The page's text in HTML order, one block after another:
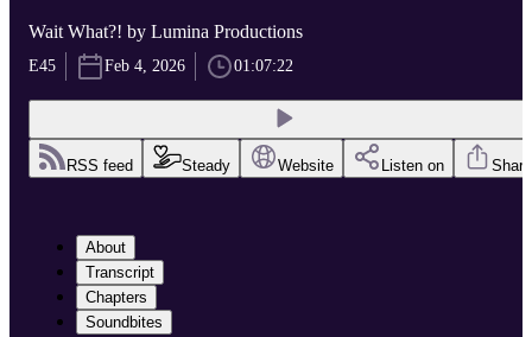
Wait What?! by Lumina Productions
E45 Feb 4, 2026 01:07:22
RSS feed Steady Website Listen on Share
About
Transcript
Chapters
Soundbites